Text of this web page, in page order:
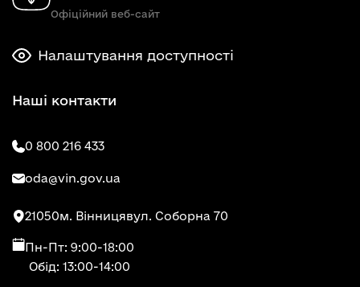
Офіційний веб-сайт
Налаштування доступності
Наші контакти
0 800 216 433
oda@vin.gov.ua
21050м. Вінницявул. Соборна 70
Пн-Пт: 9:00-18:00
Обід: 13:00-14:00